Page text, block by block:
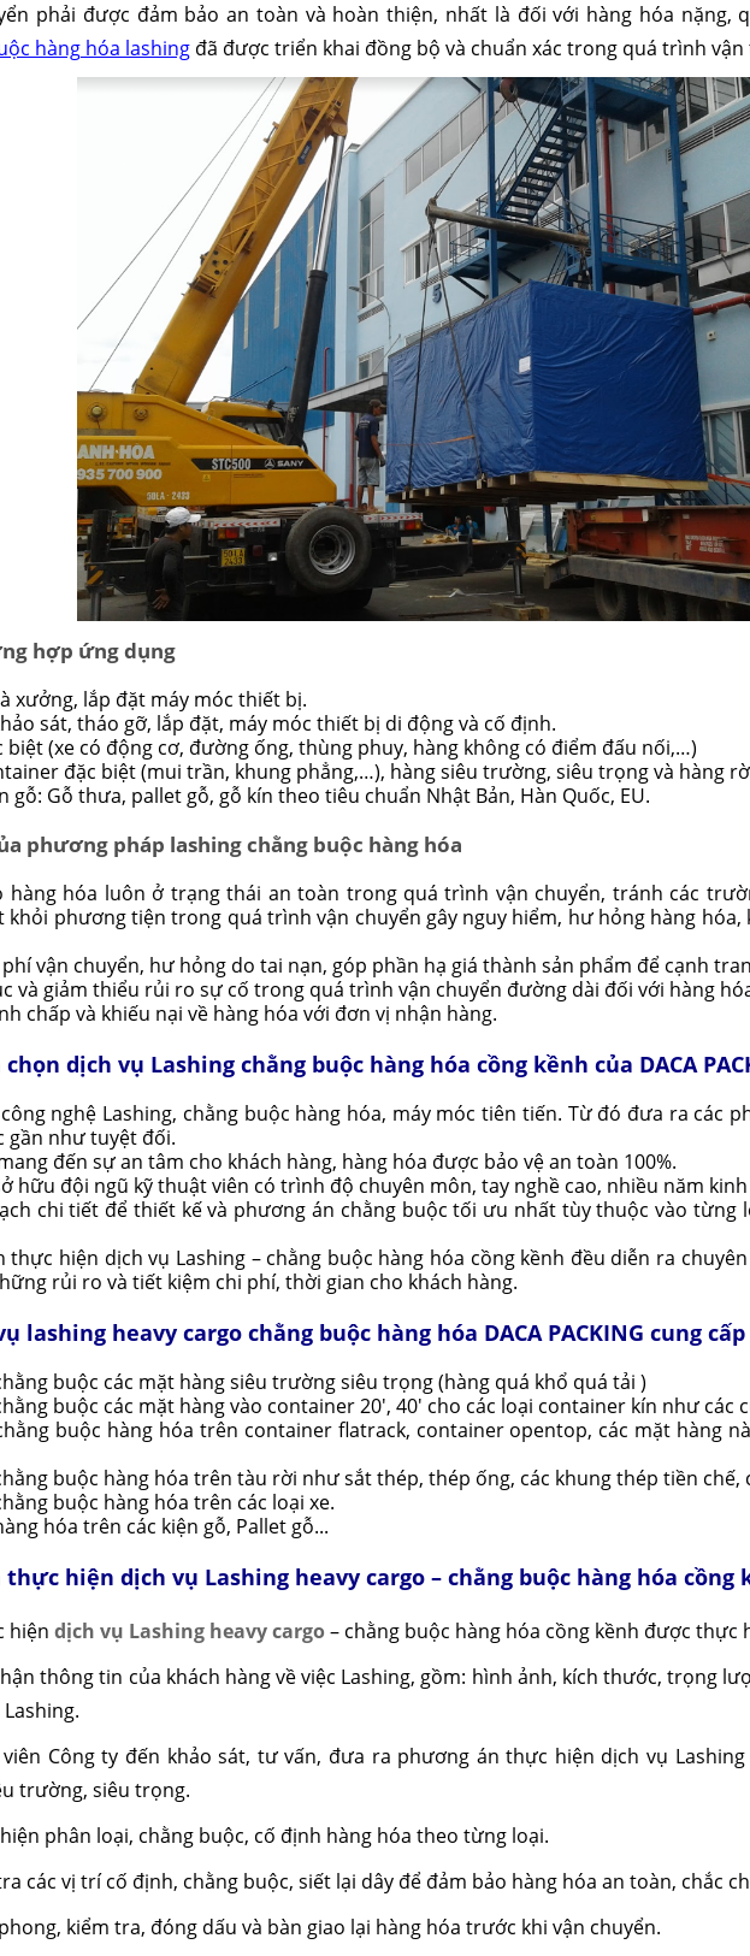
phải được đảm bảo an toàn và hoàn thiện, nhất là đối với hàng hóa nặng,
hàng hóa lashingđã được triển khai đồng bộ và chuẩn xác trong quá trình vận
hợp ứng dụng
xưởng, lắp đặt máy móc thiết bị.
sát, tháo gỡ, lắp đặt, máy móc thiết bị di động và cố định.
biệt (xe có động cơ, đường ống, thùng phuy, hàng không có điểm đấu nối,…)
đặc biệt (mui trần, khung phẳng,…), hàng siêu trường, siêu trọng và hàng
gỗ: Gỗ thưa, pallet gỗ, gỗ kín theo tiêu chuẩn Nhật Bản, Hàn Quốc, EU.
phương pháp lashing chằng buộc hàng hóa
hàng hóa luôn ở trạng thái an toàn trong quá trình vận chuyển, tránh các
khỏi phương tiện trong quá trình vận chuyển gây nguy hiểm, hư hỏng hàng hóa,
vận chuyển, hư hỏng do tai nạn, góp phần hạ giá thành sản phẩm để cạnh
và giảm thiểu rủi ro sự cố trong quá trình vận chuyển đường dài đối với hàng
chấp và khiếu nại về hàng hóa với đơn vị nhận hàng.
dịch vụ Lashing chằng buộc hàng hóa cồng kềnh của DACA
nghệ Lashing, chằng buộc hàng hóa, máy móc tiên tiến. Từ đó đưa ra các
gần như tuyệt đối.
đến sự an tâm cho khách hàng, hàng hóa được bảo vệ an toàn 100%.
hữu đội ngũ kỹ thuật viên có trình độ chuyên môn, tay nghề cao, nhiều năm
chi tiết để thiết kế và phương án chằng buộc tối ưu nhất tùy thuộc vào từng
thực hiện dịch vụ Lashing – chằng buộc hàng hóa cồng kềnh đều diễn ra
rủi ro và tiết kiệm chi phí, thời gian cho khách hàng.
lashing heavy cargo chằng buộc hàng hóa DACA PACKING cung
buộc các mặt hàng siêu trường siêu trọng (hàng quá khổ quá tải )
buộc các mặt hàng vào container 20', 40' cho các loại container kín như các
buộc hàng hóa trên container flatrack, container opentop, các mặt hàng
buộc hàng hóa trên tàu rời như sắt thép, thép ống, các khung thép tiền chế,
buộc hàng hóa trên các loại xe.
hóa trên các kiện gỗ, Pallet gỗ...
hiện dịch vụ Lashing heavy cargo – chằng buộc hàng hóa cồng
hiện dịch vụ Lashing heavy cargo– chằng buộc hàng hóa cồng kềnh được thực
thông tin của khách hàng về việc Lashing, gồm: hình ảnh, kích thước, trọng
viên Công ty đến khảo sát, tư vấn, đưa ra phương án thực hiện dịch vụ
trường, siêu trọng.
phân loại, chằng buộc, cố định hàng hóa theo từng loại.
các vị trí cố định, chằng buộc, siết lại dây để đảm bảo hàng hóa an toàn, chắc
kiểm tra, đóng dấu và bàn giao lại hàng hóa trước khi vận chuyển.